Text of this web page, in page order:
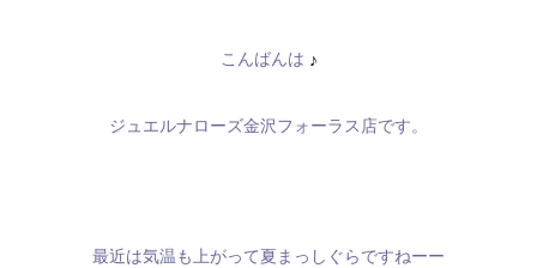
こんばんは ♪
ジュエルナローズ金沢フォーラス店です。
最近は気温も上がって夏まっしぐらですねーー